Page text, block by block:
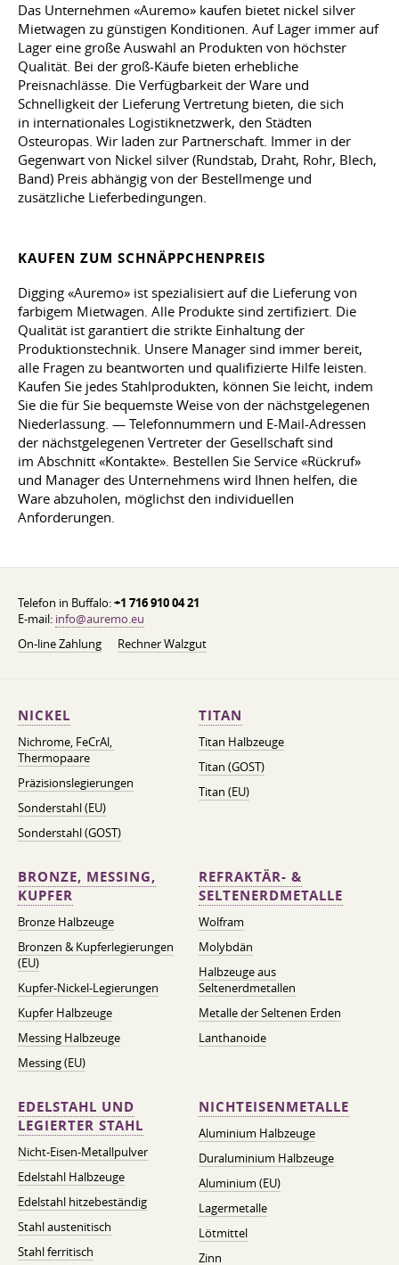
Das Unternehmen «Auremo» kaufen bietet nickel silver
Mietwagen zu günstigen Konditionen. Auf Lager immer auf
Lager eine große Auswahl an Produkten von höchster
Qualität. Bei der groß-Käufe bieten erhebliche
Preisnachlässe. Die Verfügbarkeit der Ware und
Schnelligkeit der Lieferung Vertretung bieten, die sich
in internationales Logistiknetzwerk, den Städten
Osteuropas. Wir laden zur Partnerschaft. Immer in der
Gegenwart von Nickel silver (Rundstab, Draht, Rohr, Blech,
Band) Preis abhängig von der Bestellmenge und
zusätzliche Lieferbedingungen.
KAUFEN ZUM SCHNÄPPCHENPREIS
Digging «Auremo» ist spezialisiert auf die Lieferung von
farbigem Mietwagen. Alle Produkte sind zertifiziert. Die
Qualität ist garantiert die strikte Einhaltung der
Produktionstechnik. Unsere Manager sind immer bereit,
alle Fragen zu beantworten und qualifizierte Hilfe leisten.
Kaufen Sie jedes Stahlprodukten, können Sie leicht, indem
Sie die für Sie bequemste Weise von der nächstgelegenen
Niederlassung. — Telefonnummern und E-Mail-Adressen
der nächstgelegenen Vertreter der Gesellschaft sind
im Abschnitt «Kontakte». Bestellen Sie Service «Rückruf»
und Manager des Unternehmens wird Ihnen helfen, die
Ware abzuholen, möglichst den individuellen
Anforderungen.
Telefon in Buffalo:+1 716 910 04 21
E-mail: info@auremo.eu
On-line Zahlung
Rechner Walzgut
NICKEL
Nichrome, FeСrAl, ​​
Thermopaare
Präzisionslegierungen
Sonderstahl (EU)
Sonderstahl (GOST)
TITAN
Titan Halbzeuge
Titan (GOST)
Titan (EU)
BRONZE, MESSING,
KUPFER
Bronze Halbzeuge
Bronzen & Kupferlegierungen
(EU)
Kupfer-Nickel-Legierungen
Kupfer Halbzeuge
Messing Halbzeuge
Messing (EU)
REFRAKTÄR- &
SELTENERDMETALLE
Wolfram
Molybdän
Halbzeuge aus
Seltenerdmetallen
Metalle der Seltenen Erden
Lanthanoide
EDELSTAHL UND
LEGIERTER STAHL
Nicht-Eisen-Metallpulver
Edelstahl Halbzeuge
Edelstahl hitzebeständig
Stahl austenitisch
Stahl ferritisch
NICHTEISENMETALLE
Aluminium Halbzeuge
Duraluminium Halbzeuge
Aluminium (EU)
Lagermetalle
Lötmittel
Zinn